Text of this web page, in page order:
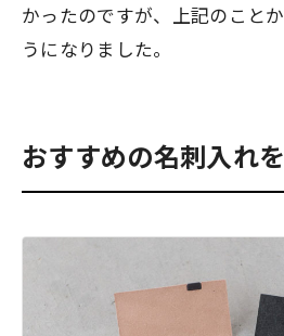
かったのですが、上記のこと
うになりました。
おすすめの名刺入れ